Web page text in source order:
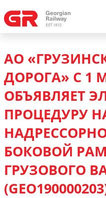
АО
ДОРОГА» С 1
ОБЪЯВЛЯЕТ
ПРОЦЕДУРУ
БОКОВОЙ
ГРУЗОВОГО